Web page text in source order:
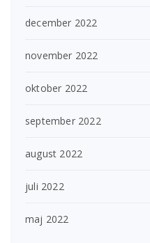
december 2022
november 2022
oktober 2022
september 2022
august 2022
juli 2022
maj 2022